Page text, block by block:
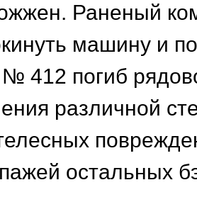
Раненый
машину и
412 погиб
различной
остальных